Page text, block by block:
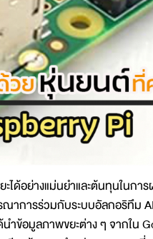
ด้อย่างแม่นยำและต้นทุนในการ
าการร่วมกับระบบอัลกอริทึม
นำข้อมูลภาพขยะต่าง ๆ จากใ